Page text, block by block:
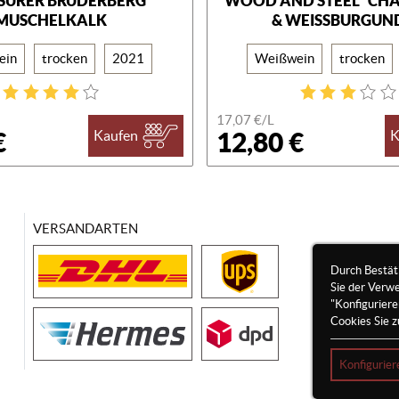
trocken 2021
Kaufen
&
Weißwein trocken
17,07 €/L
12,80 €
Durch
Sie der
Cookies Sie
VERSANDARTEN